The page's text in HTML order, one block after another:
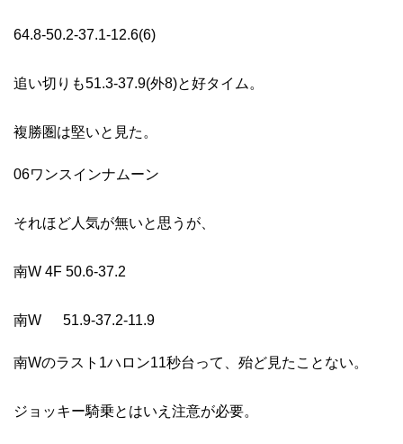
64.8-50.2-37.1-12.6(6)
追い切りも51.3-37.9(外8)と好タイム。
複勝圏は堅いと見た。
06ワンスインナムーン
それほど人気が無いと思うが、
南W 4F 50.6-37.2
南W 51.9-37.2-11.9
南Wのラスト1ハロン11秒台って、殆ど見たことない。
ジョッキー騎乗とはいえ注意が必要。